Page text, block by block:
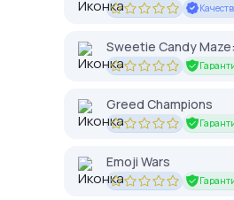
Sweetie Candy
Greed Champions
Emoji Wars